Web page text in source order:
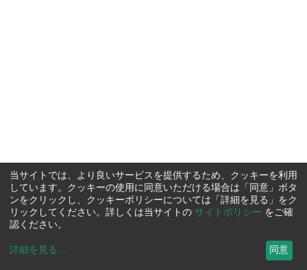
当サイトでは、より良いサービスを提供するため、クッキーを利用
しています。クッキーの使用に同意いただける場合は「同意」ボタ
ンをクリックし、クッキーポリシーについては「詳細を見る」をク
リックしてください。詳しくは当サイトの サイトポリシー をご確
認ください。
詳細を見る ... 同意